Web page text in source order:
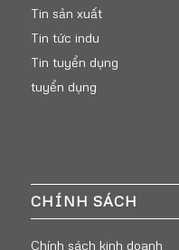
Tin sản xuất
Tin tức indu
Tin tuyển dụng
tuyển dụng
CHÍNH SÁCH
Chính sách kinh doanh